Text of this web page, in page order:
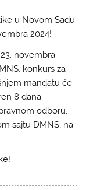
u Novom Sadu
2024!
novembra
konkurs za
mandatu će
8 dana.
odboru.
sajtu DMNS, na